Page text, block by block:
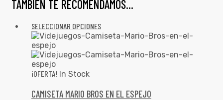
TAMBIÉN TE RECOMENDAMOS…
SELECCIONAR OPCIONES
¡OFERTA! In Stock
CAMISETA MARIO BROS EN EL ESPEJO